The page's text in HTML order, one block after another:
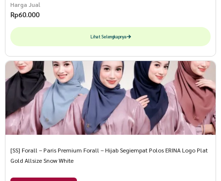
Harga Jual
Rp60.000
Lihat Selengkapnya
[SS] Forall – Paris Premium Forall – Hijab Segiempat Polos ERINA Logo Plat
Gold Allsize Snow White